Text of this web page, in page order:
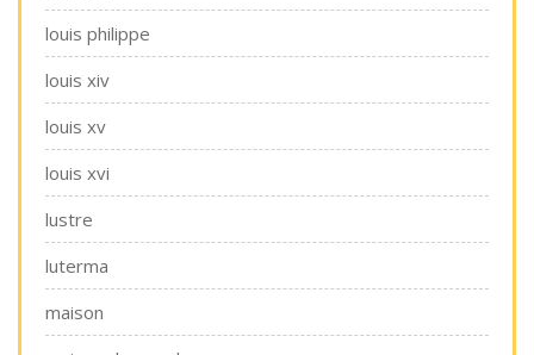
louis philippe
louis xiv
louis xv
louis xvi
lustre
luterma
maison